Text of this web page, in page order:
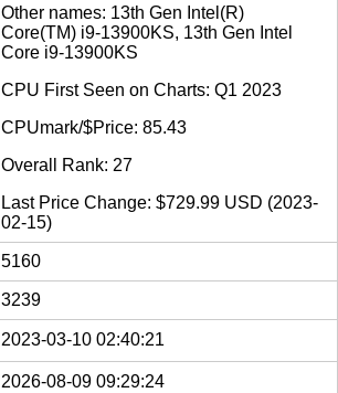
Other names: 13th Gen Intel(R)
Core(TM) i9-13900KS, 13th Gen Intel
Core i9-13900KS
CPU First Seen on Charts: Q1 2023
CPUmark/$Price: 85.43
Overall Rank: 27
Last Price Change: $729.99 USD (2023-
02-15)
5160
3239
2023-03-10 02:40:21
2026-08-09 09:29:24